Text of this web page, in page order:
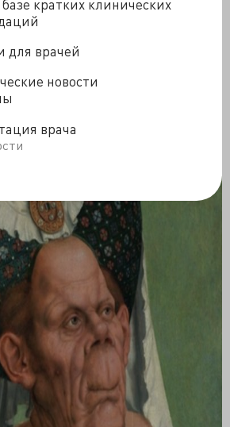
кратких клинических
для врачей
новости
врача
стал президентом
колледжа, опубликовал
и других трудов, а умер
20 лет спустя.